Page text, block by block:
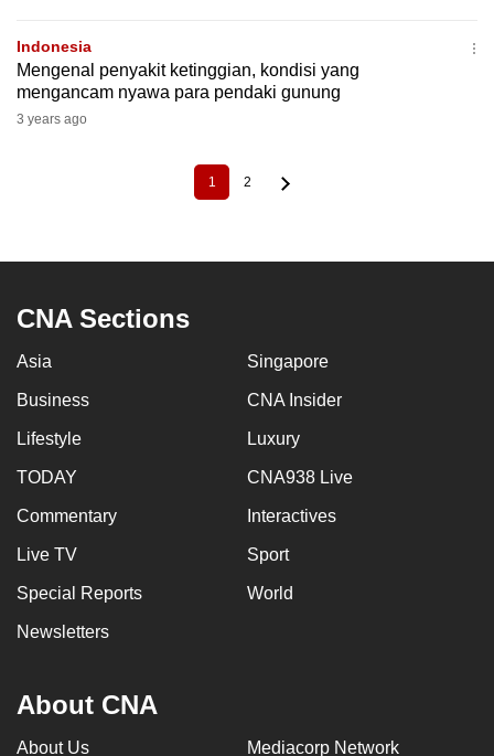
Indonesia
Mengenal penyakit ketinggian, kondisi yang
mengancam nyawa para pendaki gunung
3 years ago
Current
page
1 Page
2
CNA Sections
Asia Singapore
Business CNA Insider
Lifestyle Luxury
TODAY CNA938 Live
Commentary Interactives
Live TV Sport
Special Reports World
Newsletters
About CNA
About Us Mediacorp Network